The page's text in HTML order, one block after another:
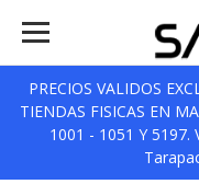
PRECIOS VALIDOS
TIENDAS FISICAS EN
1001 - 1051 Y 5197.